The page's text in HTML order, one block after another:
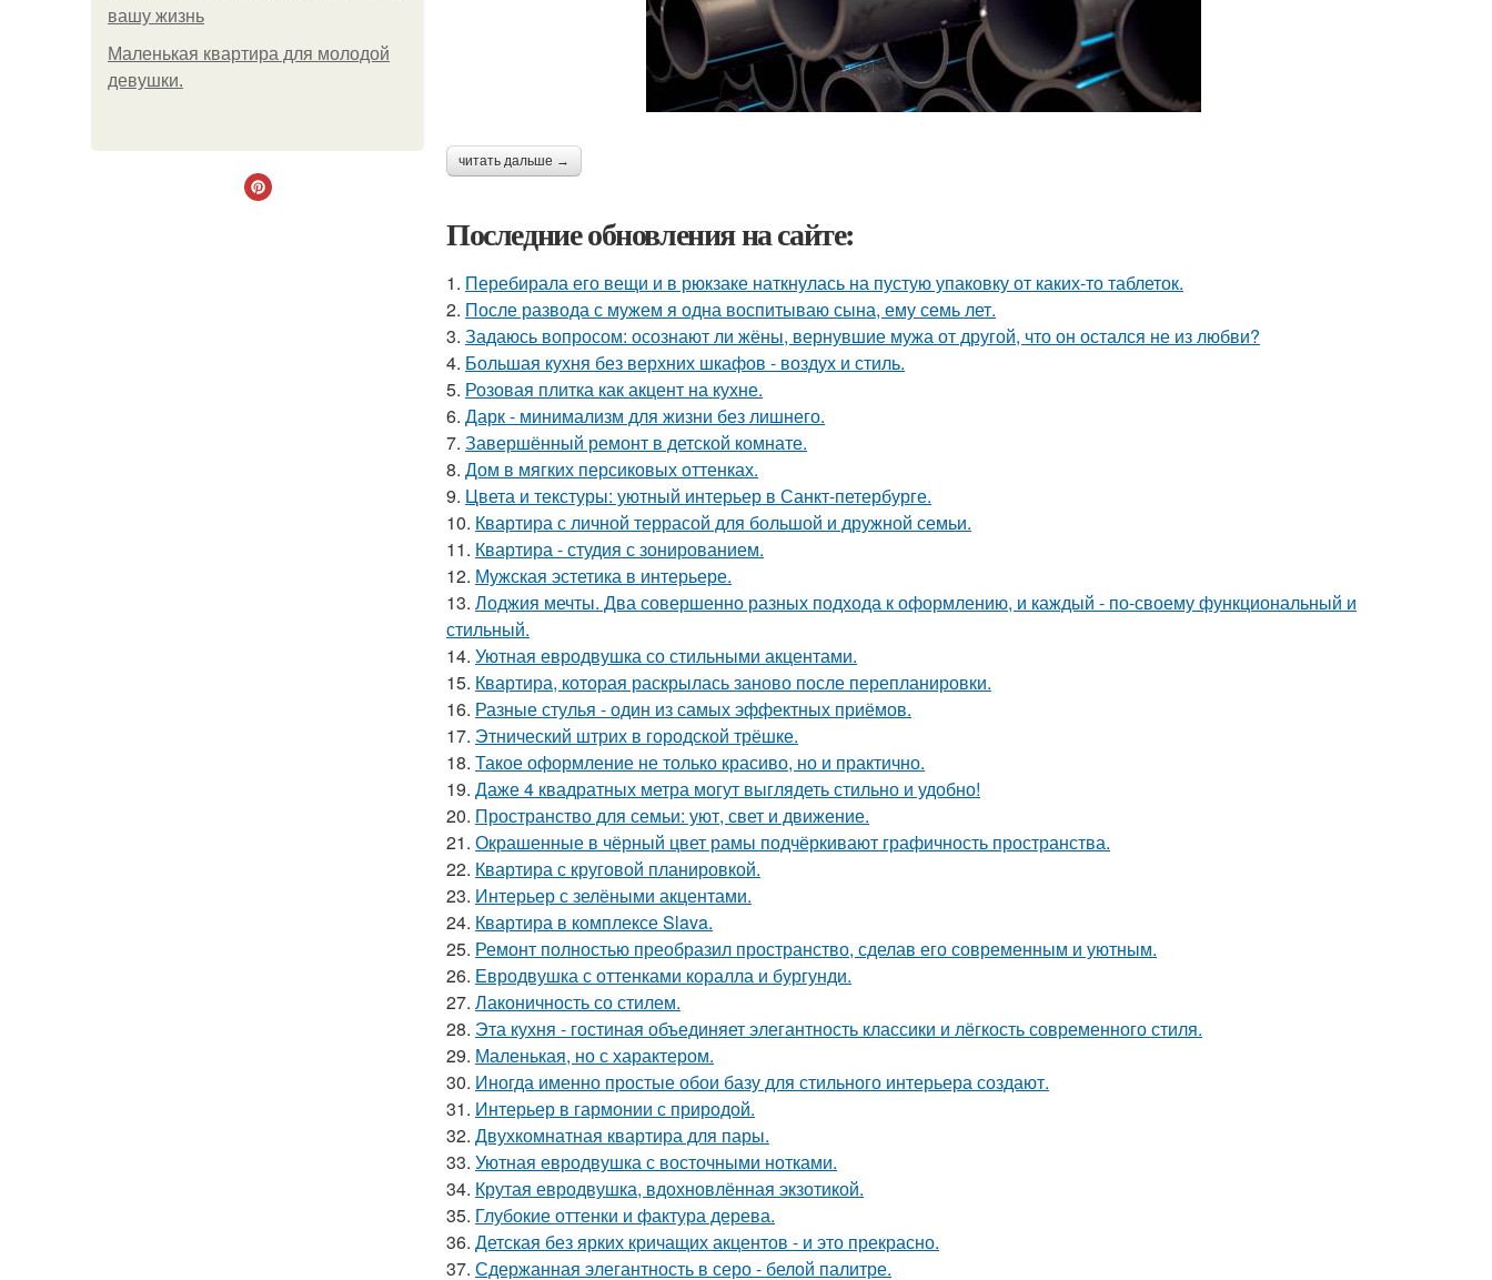
вашу жизнь
Маленькая квартира для молодой
девушки.
читать дальше →
Последние обновления на сайте:
1. Перебирала его вещи и в рюкзаке наткнулась на пустую упаковку от каких-то таблеток.
2. После развода с мужем я одна воспитываю сына, ему семь лет.
3. Задаюсь вопросом: осознают ли жёны, вернувшие мужа от другой, что он остался не из любви?
4. Большая кухня без верхних шкафов - воздух и стиль.
5. Розовая плитка как акцент на кухне.
6. Дарк - минимализм для жизни без лишнего.
7. Завершённый ремонт в детской комнате.
8. Дом в мягких персиковых оттенках.
9. Цвета и текстуры: уютный интерьер в Санкт-петербурге.
10. Квартира с личной террасой для большой и дружной семьи.
11. Квартира - студия с зонированием.
12. Мужская эстетика в интерьере.
13. Лоджия мечты. Два совершенно разных подхода к оформлению, и каждый - по-своему функциональный и
стильный.
14. Уютная евродвушка со стильными акцентами.
15. Квартира, которая раскрылась заново после перепланировки.
16. Разные стулья - один из самых эффектных приёмов.
17. Этнический штрих в городской трёшке.
18. Такое оформление не только красиво, но и практично.
19. Даже 4 квадратных метра могут выглядеть стильно и удобно!
20. Пространство для семьи: уют, свет и движение.
21. Окрашенные в чёрный цвет рамы подчёркивают графичность пространства.
22. Квартира с круговой планировкой.
23. Интерьер с зелёными акцентами.
24. Квартира в комплексе Slava.
25. Ремонт полностью преобразил пространство, сделав его современным и уютным.
26. Евродвушка с оттенками коралла и бургунди.
27. Лаконичность со стилем.
28. Эта кухня - гостиная объединяет элегантность классики и лёгкость современного стиля.
29. Маленькая, но с характером.
30. Иногда именно простые обои базу для стильного интерьера создают.
31. Интерьер в гармонии с природой.
32. Двухкомнатная квартира для пары.
33. Уютная евродвушка с восточными нотками.
34. Крутая евродвушка, вдохновлённая экзотикой.
35. Глубокие оттенки и фактура дерева.
36. Детская без ярких кричащих акцентов - и это прекрасно.
37. Сдержанная элегантность в серо - белой палитре.